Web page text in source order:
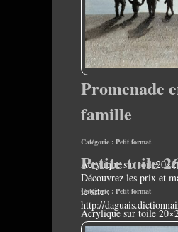
Promenade
famille
Catégorie : Petit format
Acrylique sur
Découvrez les prix et
le site :
http://
Petite toile
Catégorie : Petit format
Acrylique sur toile